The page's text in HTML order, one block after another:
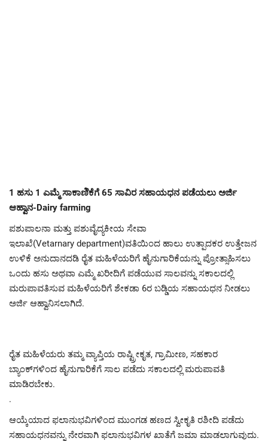
1 ಹಸು 1 ಎಮ್ಮೆ ಸಾಕಾಣಿೆಕೆಗೆ 65 ಸಾವಿರ ಸಹಾಯಧನ ಪಡೆಯಲು ಅರ್ಜಿ
ಆಹ್ವಾನ-Dairy farming
ಪಶುಪಾಲನಾ ಮತ್ತು ಪಶುವೈದ್ಯಕೀಯ ಸೇವಾ
ಇಲಾಖೆ(Vetarnary department)ವತಿಯಿಂದ ಹಾಲು ಉತ್ಪಾದಕರ ಉತ್ತೇಜನ
ಉಳಿಕೆ ಅನುದಾನದಡಿ ರೈತ ಮಹಿಳೆಯರಿಗೆ ಹೈನುಗಾರಿಕೆಯನ್ನು ಪ್ರೋತ್ಸಾಹಿಸಲು
ಒಂದು ಹಸು ಅಥವಾ ಎಮ್ಮೆ ಖರೀದಿಗೆ ಪಡೆಯುವ ಸಾಲವನ್ನು ಸಕಾಲದಲ್ಲಿ
ಮರುಪಾವತಿಸುವ ಮಹಿಳೆಯರಿಗೆ ಶೇಕಡಾ 6ರ ಬಡ್ಡಿಯ ಸಹಾಯಧನ ನೀಡಲು
ಅರ್ಜಿ ಆಹ್ವಾನಿಸಲಾಗಿದೆ.
ರೈತ ಮಹಿಳೆಯರು ತಮ್ಮ ವ್ಯಾಪ್ತಿಯ ರಾಷ್ಟ್ರೀಕೃತ, ಗ್ರಾಮೀಣ, ಸಹಕಾರ
ಬ್ಯಾಂಕ್‌ಗಳಿಂದ ಹೈನುಗಾರಿಕೆಗೆ ಸಾಲ ಪಡೆದು ಸಕಾಲದಲ್ಲಿ ಮರುಪಾವತಿ
ಮಾಡಿರಬೇಕು.
.
ಆಯ್ಕೆಯಾದ ಫಲಾನುಭವಿಗಳಿಂದ ಮುಂಗಡ ಹಣದ ಸ್ವೀಕೃತಿ ರಶೀದಿ ಪಡೆದು
ಸಹಾಯಧನವನ್ನು ನೇರವಾಗಿ ಫಲಾನುಭವಿಗಳ ಖಾತೆಗೆ ಜಮಾ ಮಾಡಲಾಗುವುದು.